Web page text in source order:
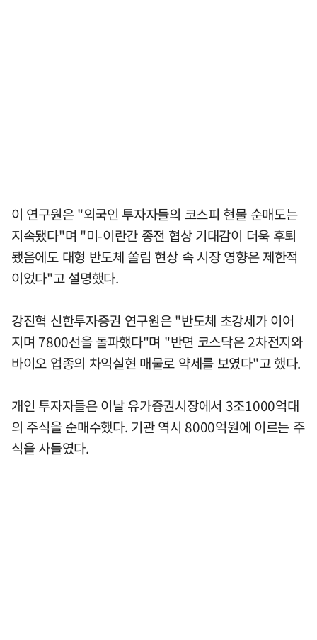
이 연구원은 "외국인 투자자들의 코스피 현물 순매도는
지속됐다"며 "미-이란간 종전 협상 기대감이 더욱 후퇴
됐음에도 대형 반도체 쏠림 현상 속 시장 영향은 제한적
이었다"고 설명했다.
강진혁 신한투자증권 연구원은 "반도체 초강세가 이어
지며 7800선을 돌파했다"며 "반면 코스닥은 2차전지와
바이오 업종의 차익실현 매물로 약세를 보였다"고 했다.
개인 투자자들은 이날 유가증권시장에서 3조1000억대
의 주식을 순매수했다. 기관 역시 8000억원에 이르는 주
식을 사들였다.